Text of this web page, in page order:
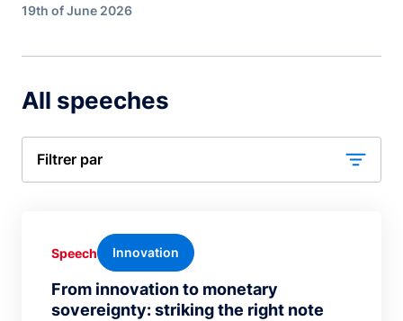
19th of June 2026
All speeches
Filtrer par
From innovation to monetary
sovereignty: striking the right note
Speech Innovation